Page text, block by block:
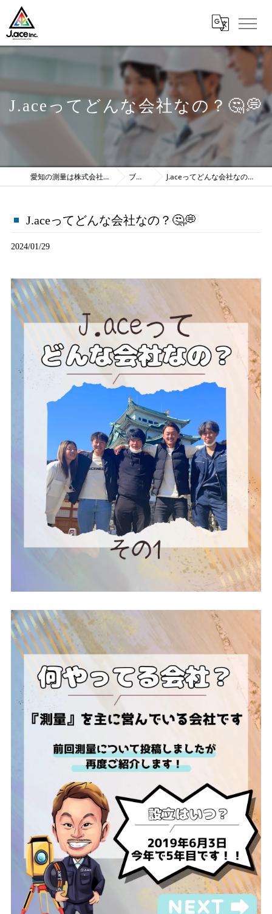
J.aceってどんな会社なの？🤔💭
愛知の測量は株式会社J.ace ブログ J.aceってどんな会社なの？🤔💭
J.aceってどんな会社なの？🤔💭
2024/01/29